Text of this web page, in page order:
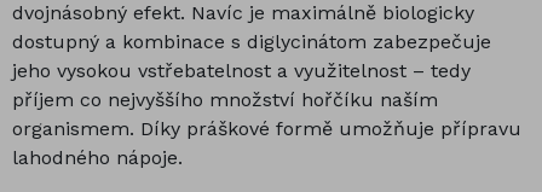
dvojnásobný efekt. Navíc je maximálně biologicky
dostupný a kombinace s diglycinátom zabezpečuje
jeho vysokou vstřebatelnost a využitelnost – tedy
příjem co nejvyššího množství hořčíku naším
organismem. Díky práškové formě umožňuje přípravu
lahodného nápoje.